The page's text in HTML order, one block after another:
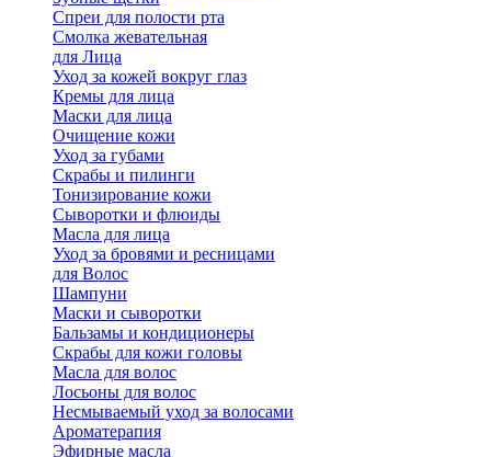
Спреи для полости рта
Смолка жевательная
для Лица
Уход за кожей вокруг глаз
Кремы для лица
Маски для лица
Очищение кожи
Уход за губами
Скрабы и пилинги
Тонизирование кожи
Сыворотки и флюиды
Масла для лица
Уход за бровями и ресницами
для Волос
Шампуни
Маски и сыворотки
Бальзамы и кондиционеры
Скрабы для кожи головы
Масла для волос
Лосьоны для волос
Несмываемый уход за волосами
Ароматерапия
Эфирные масла